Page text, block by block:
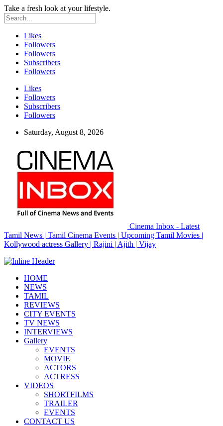
Take a fresh look at your lifestyle.
Likes
Followers
Followers
Subscribers
Followers
Likes
Followers
Subscribers
Followers
Saturday, August 8, 2026
Cinema Inbox - Latest
Tamil News | Tamil Cinema Events | Upcoming Tamil Movies |
Kollywood actress Gallery | Rajini | Ajith | Vijay
HOME
NEWS
TAMIL
REVIEWS
CITY EVENTS
TV NEWS
INTERVIEWS
Gallery
EVENTS
MOVIE
ACTORS
ACTRESS
VIDEOS
SHORTFILMS
TRAILER
EVENTS
CONTACT US